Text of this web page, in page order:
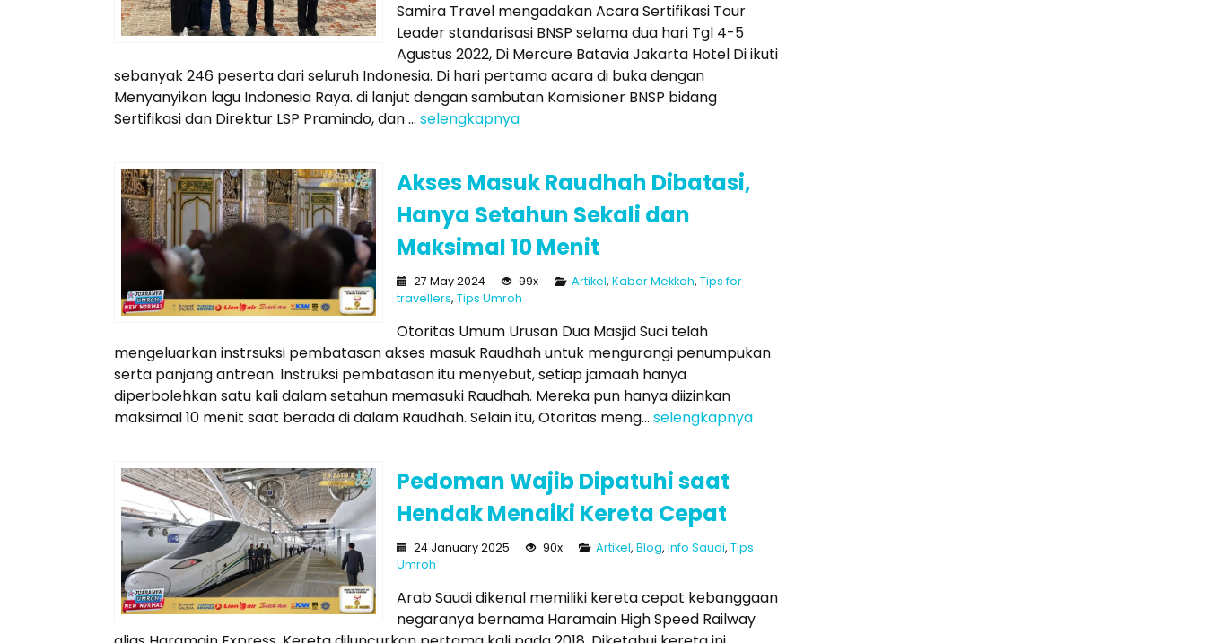
Samira Travel mengadakan Acara Sertifikasi Tour
Leader standarisasi BNSP selama dua hari Tgl 4-5
Agustus 2022, Di Mercure Batavia Jakarta Hotel Di ikuti
sebanyak 246 peserta dari seluruh Indonesia. Di hari pertama acara di buka dengan
Menyanyikan lagu Indonesia Raya. di lanjut dengan sambutan Komisioner BNSP bidang
Sertifikasi dan Direktur LSP Pramindo, dan ... selengkapnya
Akses Masuk Raudhah Dibatasi,
Hanya Setahun Sekali dan
Maksimal 10 Menit
27 May 2024 99x Artikel, Kabar Mekkah, Tips for
travellers, Tips Umroh
Otoritas Umum Urusan Dua Masjid Suci telah
mengeluarkan instrsuksi pembatasan akses masuk Raudhah untuk mengurangi penumpukan
serta panjang antrean. Instruksi pembatasan itu menyebut, setiap jamaah hanya
diperbolehkan satu kali dalam setahun memasuki Raudhah. Mereka pun hanya diizinkan
maksimal 10 menit saat berada di dalam Raudhah. Selain itu, Otoritas meng... selengkapnya
Pedoman Wajib Dipatuhi saat
Hendak Menaiki Kereta Cepat
24 January 2025 90x Artikel, Blog, Info Saudi, Tips
Umroh
Arab Saudi dikenal memiliki kereta cepat kebanggaan
negaranya bernama Haramain High Speed Railway